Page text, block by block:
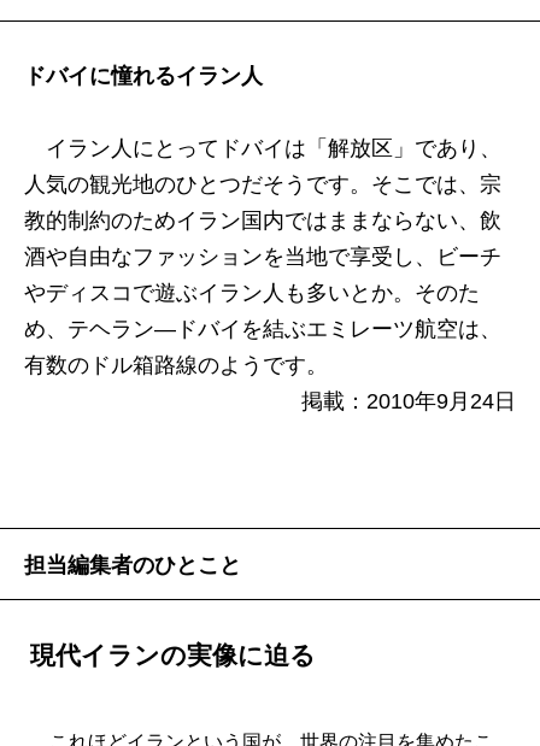
ドバイに憧れるイラン人
イラン人にとってドバイは「解放区」であり、
人気の観光地のひとつだそうです。そこでは、宗
教的制約のためイラン国内ではままならない、飲
酒や自由なファッションを当地で享受し、ビーチ
やディスコで遊ぶイラン人も多いとか。そのた
め、テヘラン―ドバイを結ぶエミレーツ航空は、
有数のドル箱路線のようです。
掲載：2010年9月24日
担当編集者のひとこと
現代イランの実像に迫る
これほどイランという国が、世界の注目を集めたこ